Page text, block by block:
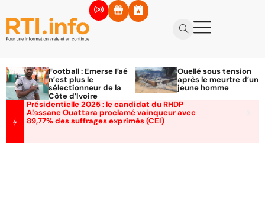
Football : Emerse Faé
n’est plus le
sélectionneur de la
Côte d’Ivoire
Ouellé sous tension
après le meurtre d’un
jeune homme
Présidentielle 2025 : le candidat du RHDP
Alassane Ouattara proclamé vainqueur avec
89,77% des suffrages exprimés (CEI)